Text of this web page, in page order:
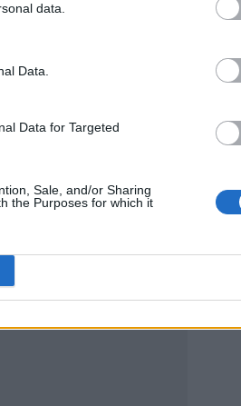
data.
Data.
Data for Targeted
Sale, and/or Sharing
the Purposes for which it